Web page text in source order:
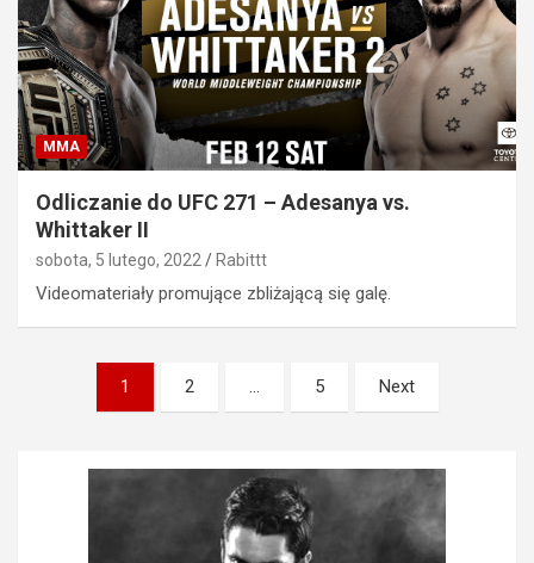
MMA
Odliczanie do UFC 271 – Adesanya vs.
Whittaker II
sobota, 5 lutego, 2022 Rabittt
Videomateriały promujące zbliżającą się galę.
Stronicowanie
wpisów
1 2 … 5 Next